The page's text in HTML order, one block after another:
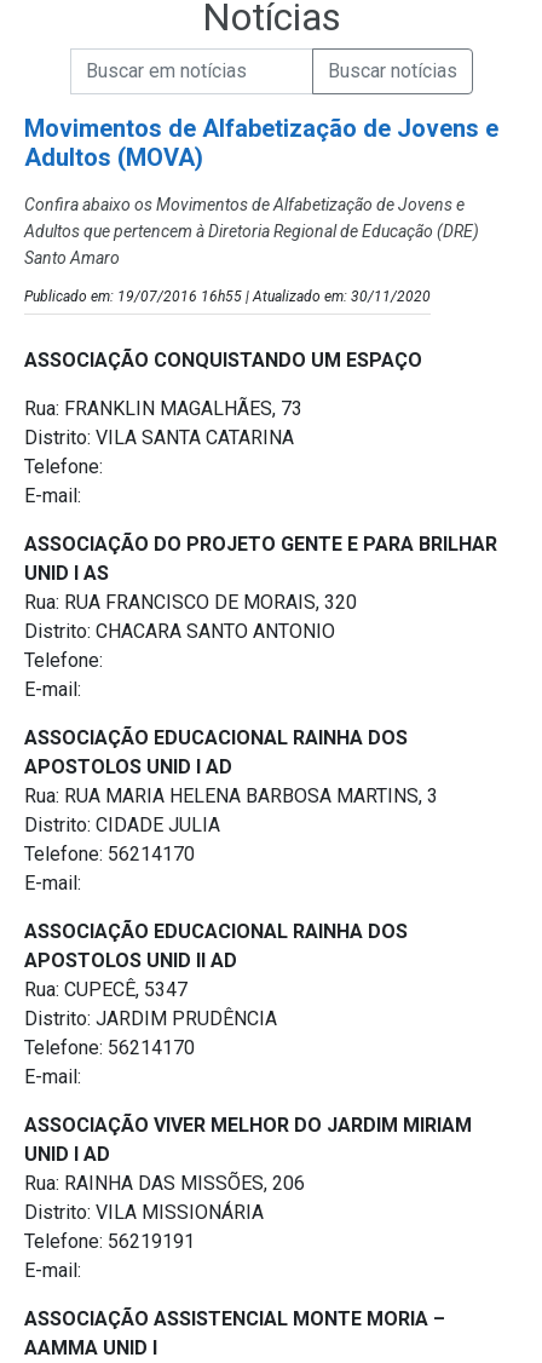
Notícias
Campo de Busca de Notícias
Campo de Busca de informaçõesEnviar a Busca de Notícias
Movimentos de Alfabetização de Jovens e
Adultos (MOVA)
Confira abaixo os Movimentos de Alfabetização de Jovens e
Adultos que pertencem à Diretoria Regional de Educação (DRE)
Santo Amaro
Publicado em: 19/07/2016 16h55 | Atualizado em: 30/11/2020
ASSOCIAÇÃO CONQUISTANDO UM ESPAÇO
Rua: FRANKLIN MAGALHÃES, 73
Distrito: VILA SANTA CATARINA
Telefone:
E-mail:
ASSOCIAÇÃO DO PROJETO GENTE E PARA BRILHAR
UNID I AS
Rua: RUA FRANCISCO DE MORAIS, 320
Distrito: CHACARA SANTO ANTONIO
Telefone:
E-mail:
ASSOCIAÇÃO EDUCACIONAL RAINHA DOS
APOSTOLOS UNID I AD
Rua: RUA MARIA HELENA BARBOSA MARTINS, 3
Distrito: CIDADE JULIA
Telefone: 56214170
E-mail:
ASSOCIAÇÃO EDUCACIONAL RAINHA DOS
APOSTOLOS UNID II AD
Rua: CUPECÊ, 5347
Distrito: JARDIM PRUDÊNCIA
Telefone: 56214170
E-mail:
ASSOCIAÇÃO VIVER MELHOR DO JARDIM MIRIAM
UNID I AD
Rua: RAINHA DAS MISSÕES, 206
Distrito: VILA MISSIONÁRIA
Telefone: 56219191
E-mail:
ASSOCIAÇÃO ASSISTENCIAL MONTE MORIA –
AAMMA UNID I